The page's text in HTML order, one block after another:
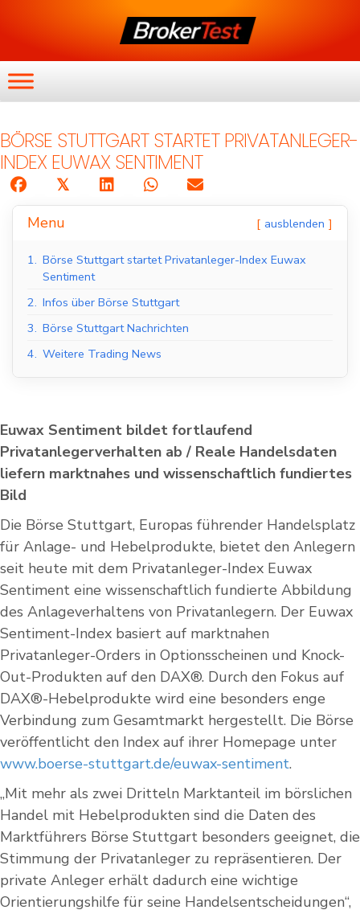
BÖRSE STUTTGART STARTET PRIVATANLEGER-
INDEX EUWAX SENTIMENT
𝕏
Menu ausblenden
1. Börse Stuttgart startet Privatanleger-Index Euwax
Sentiment
2. Infos über Börse Stuttgart
3. Börse Stuttgart Nachrichten
4. Weitere Trading News
Euwax Sentiment bildet fortlaufend
Privatanlegerverhalten ab / Reale Handelsdaten
liefern marktnahes und wissenschaftlich fundiertes
Bild
Die Börse Stuttgart, Europas führender Handelsplatz
für Anlage- und Hebelprodukte, bietet den Anlegern
seit heute mit dem Privatanleger-Index Euwax
Sentiment eine wissenschaftlich fundierte Abbildung
des Anlageverhaltens von Privatanlegern. Der Euwax
Sentiment-Index basiert auf marktnahen
Privatanleger-Orders in Optionsscheinen und Knock-
Out-Produkten auf den DAX®. Durch den Fokus auf
DAX®-Hebelprodukte wird eine besonders enge
Verbindung zum Gesamtmarkt hergestellt. Die Börse
veröffentlicht den Index auf ihrer Homepage unter
www.boerse-stuttgart.de/euwax-sentiment.
„Mit mehr als zwei Dritteln Marktanteil im börslichen
Handel mit Hebelprodukten sind die Daten des
Marktführers Börse Stuttgart besonders geeignet, die
Stimmung der Privatanleger zu repräsentieren. Der
private Anleger erhält dadurch eine wichtige
Orientierungshilfe für seine Handelsentscheidungen“,